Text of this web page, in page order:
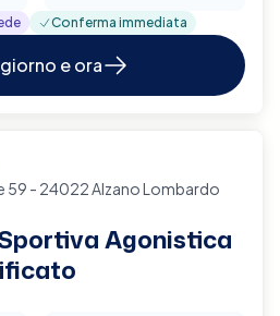
Conferma immediata
e ora
59 - 24022 Alzano Lombardo
Agonistica